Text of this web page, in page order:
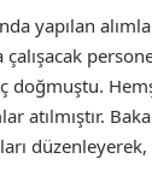
yapılan
çalışacak
doğmuştu.
atılmıştır.
düzenleyerek,